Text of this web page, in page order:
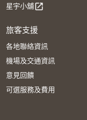
星宇小舖open_in_new
旅客支援
各地聯絡資訊
機場及交通資訊
意見回饋
可選服務及費用